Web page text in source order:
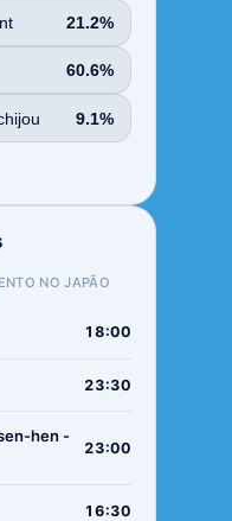
21.2%
60.6%
9.1%
NO JAPÃO
18:00
23:30
hen -
23:00
16:30